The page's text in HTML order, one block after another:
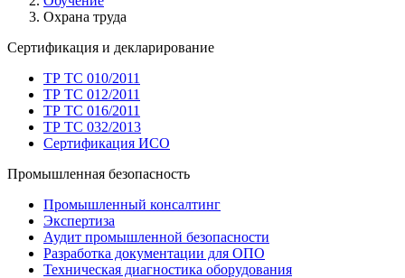
Охрана труда
Сертификация и декларирование
ТР ТС 010/2011
ТР ТС 012/2011
ТР ТС 016/2011
ТР ТС 032/2013
Сертификация ИСО
Промышленная безопасность
Промышленный консалтинг
Экспертиза
Аудит промышленной безопасности
Разработка документации для ОПО
Техническая диагностика оборудования